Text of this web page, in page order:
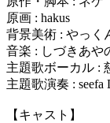
原画 : hakus
背景美術 : やっく
音楽 : しづきあや
主題歌ボーカル :
主題歌演奏 : seefa
【キャスト】